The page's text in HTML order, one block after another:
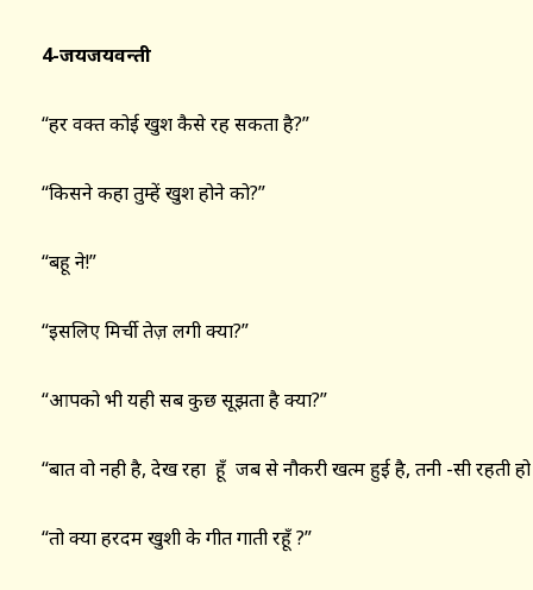
4-जयजयवन्ती
“हर वक्त कोई खुश कैसे रह सकता है?”
“किसने कहा तुम्हें खुश होने को?”
“बहू ने!”
“इसलिए मिर्ची तेज़ लगी क्या?”
“आपको भी यही सब कुछ सूझता है क्या?”
“बात वो नही है, देख रहा हूँ जब से नौकरी खत्म हुई है, तनी -सी रहती
“तो क्या हरदम खुशी के गीत गाती रहूँ ?”